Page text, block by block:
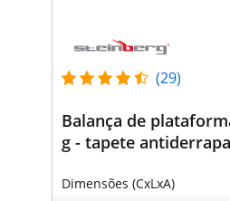
(29)
Balança de
g - tapete
Dimensões (CxLxA)